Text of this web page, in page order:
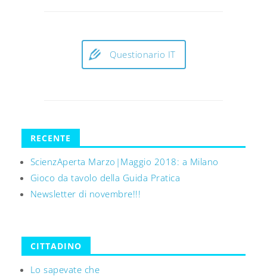
Questionario IT
RECENTE
ScienzAperta Marzo|Maggio 2018: a Milano
Gioco da tavolo della Guida Pratica
Newsletter di novembre!!!
CITTADINO
Lo sapevate che